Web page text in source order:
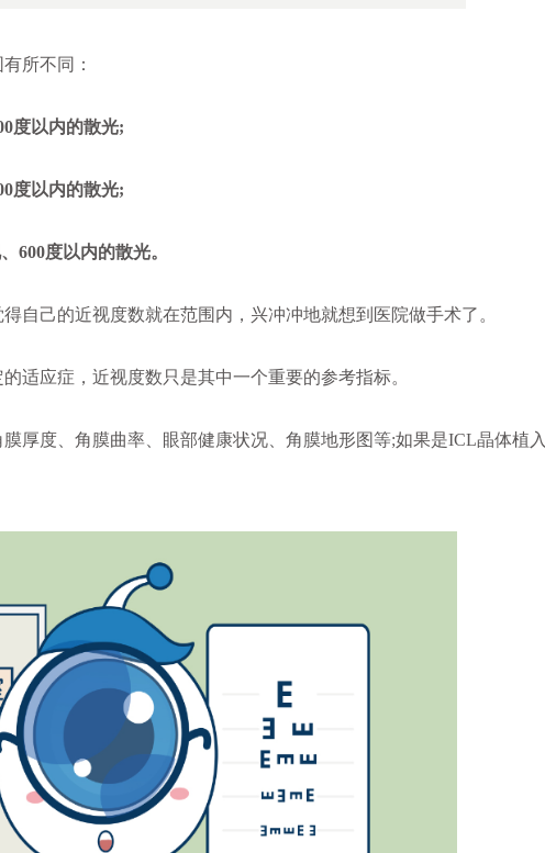
所不同：
度以内的散光;
度以内的散光;
度以内的散光。
己的近视度数就在范围内，兴冲冲地就想到医院做手术了。
应症，近视度数只是其中一个重要的参考指标。
度、角膜曲率、眼部健康状况、角膜地形图等;如果是ICL晶体植入